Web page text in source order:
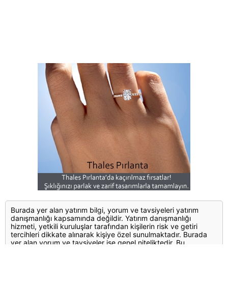
Burada yer alan yatırım bilgi, yorum ve tavsiyeleri yatırım
danışmanlığı kapsamında değildir. Yatırım danışmanlığı
hizmeti, yetkili kuruluşlar tarafından kişilerin risk ve getiri
tercihleri dikkate alınarak kişiye özel sunulmaktadır. Burada
yer alan yorum ve tavsiyeler ise genel niteliktedir. Bu